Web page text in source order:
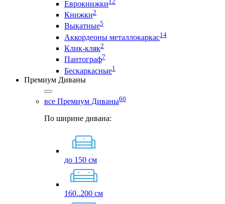
Еврокнижки
Книжки2
Выкатные5
Аккордеоны металлокаркас14
Клик-кляк2
Пантограф7
Бескаркасные1
Премиум Диваны
все Премиум Диваны60
По ширине дивана:
до 150 см
160..200 см